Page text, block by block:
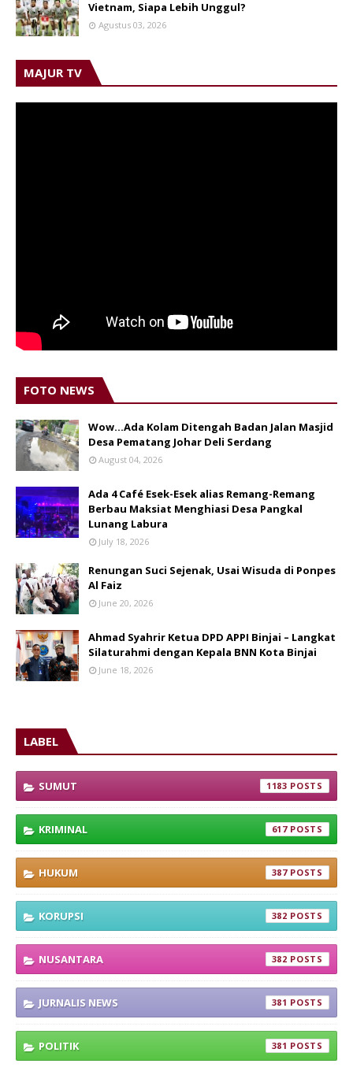
Vietnam, Siapa Lebih Unggul?
Agustus 03, 2026
MAJUR TV
FOTO NEWS
Wow...Ada Kolam Ditengah Badan Jalan Masjid
Desa Pematang Johar Deli Serdang
August 04, 2026
Ada 4 Café Esek-Esek alias Remang-Remang
Berbau Maksiat Menghiasi Desa Pangkal
Lunang Labura
July 18, 2026
Renungan Suci Sejenak, Usai Wisuda di Ponpes
Al Faiz
June 20, 2026
Ahmad Syahrir Ketua DPD APPI Binjai – Langkat
Silaturahmi dengan Kepala BNN Kota Binjai
June 18, 2026
LABEL
SUMUT 1183
KRIMINAL 617
HUKUM 387
KORUPSI 382
NUSANTARA 382
JURNALIS NEWS 381
POLITIK 381